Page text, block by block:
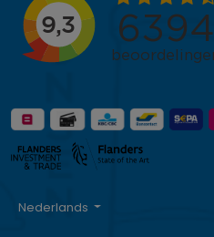
Nederlands